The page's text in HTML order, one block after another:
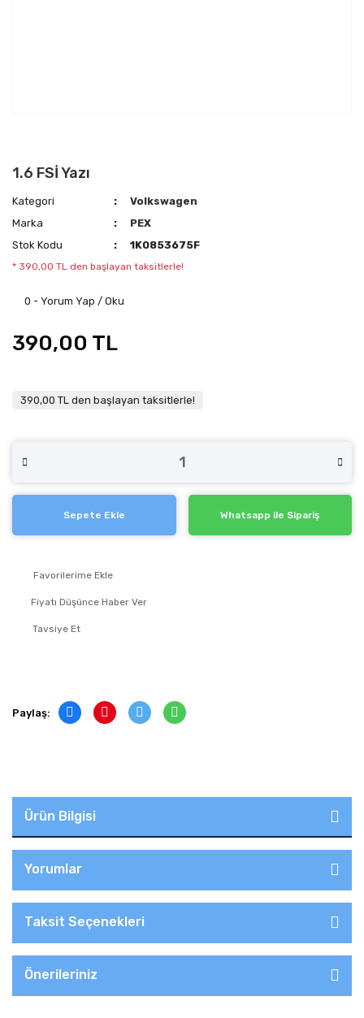
1.6 FSİ Yazı
Kategori
Volkswagen
Marka
PEX
Stok Kodu
1K0853675F
* 390,00 TL den başlayan taksitlerle!
0 - Yorum Yap / Oku
390,00 TL
390,00 TL den başlayan taksitlerle!
Sepete Ekle Whatsapp ile Sipariş
Fiyatı Düşünce Haber Ver
Tavsiye Et
Paylaş:
Ürün Bilgisi
Yorumlar
Taksit Seçenekleri
Önerileriniz